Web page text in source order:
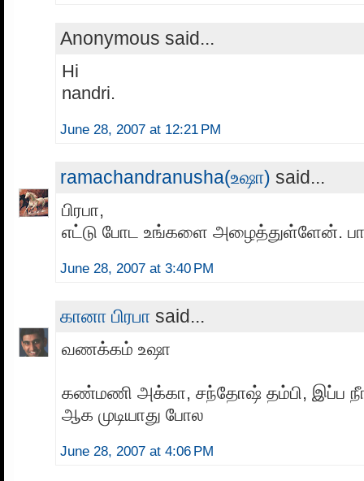
Anonymous said...
Hi
nandri.
June 28, 2007 at 12:21 PM
ramachandranusha(உஷா) said...
பிரபா,
எட்டு போட உங்களை அழைத்துள்ளேன்.
June 28, 2007 at 3:40 PM
கானா பிரபா said...
வணக்கம் உஷா
கண்மணி அக்கா, சந்தோஷ் தம்பி, இப்ப
ஆக முடியாது போல
June 28, 2007 at 4:06 PM